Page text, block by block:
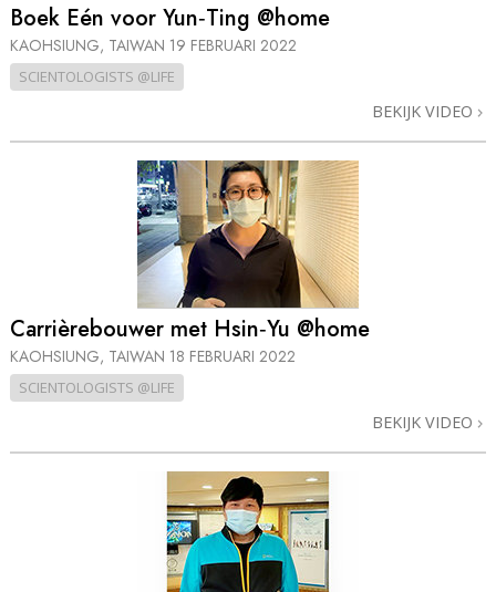
Boek Eén voor Yun‑Ting @home
KAOHSIUNG, TAIWAN 19 FEBRUARI 2022
SCIENTOLOGISTS @LIFE
BEKIJK VIDEO
Carrièrebouwer met Hsin‑Yu @home
KAOHSIUNG, TAIWAN 18 FEBRUARI 2022
SCIENTOLOGISTS @LIFE
BEKIJK VIDEO